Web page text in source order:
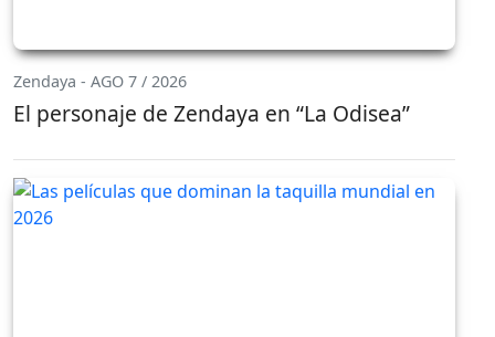
Zendaya - AGO 7 / 2026
El personaje de Zendaya en “La Odisea”